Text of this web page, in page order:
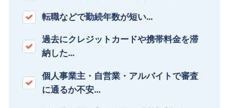
転職などで勤続年数が短い…
過去にクレジットカードや携帯料金を滞
納した…
個人事業主・自営業・アルバイトで審査
に通るか不安…